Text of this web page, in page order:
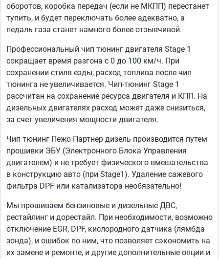
оборотов, коробка передач (если не МКПП) перестанет
тупить, и будет переключать более адекватно, а
педаль газа станет намного более отзывчивой.
Профессиональный чип тюнинг двигателя Stage 1
сокращает время разгона с 0 до 100 км/ч. При
сохранении стиля езды, расход топлива после чип
тюнинга не увеличивается. Чип-тюнинг Stage 1
рассчитан на сохранение ресурса двигателя и КПП. На
дизельных двигателях расход может даже снизиться,
за счет увеличения мощности двигателя.
Чип тюнинг Пежо Партнер дизель производится путем
прошивки ЭБУ (Электронного Блока Управления
двигателем) и не требует физического вмешательства
в конструкцию авто (при Stage1). Удаление сажевого
фильтра DPF или катализатора необязательно!
Мы прошиваем бензиновые и дизельные ДВС,
рестайлинг и дорестайл. При необходимости, возможно
отключение EGR, DPF, кислородного датчика (лямбда
зонда), и ошибок по ним, что позволяет сэкономить на
их замене и ремонте, и другие дополнительные опции и